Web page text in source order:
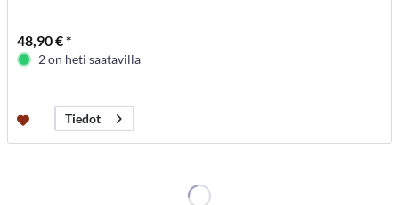
48,90 € *
2 on heti saatavilla
Tiedot